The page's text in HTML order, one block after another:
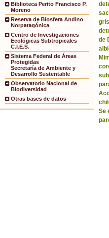
Biblioteca Perito Francisco P.
Moreno
Reserva de Biosfera Andino
Norpatagónica
Centro de Investigaciones
Ecológicas Subtropicales
C.I.E.S.
Sistema Federal de Áreas
Protegidas
Secretaría de Ambiente y
Desarrollo Sustentable
Observatorio Nacional de
Biodiversidad
Otras bases de datos
de
Se